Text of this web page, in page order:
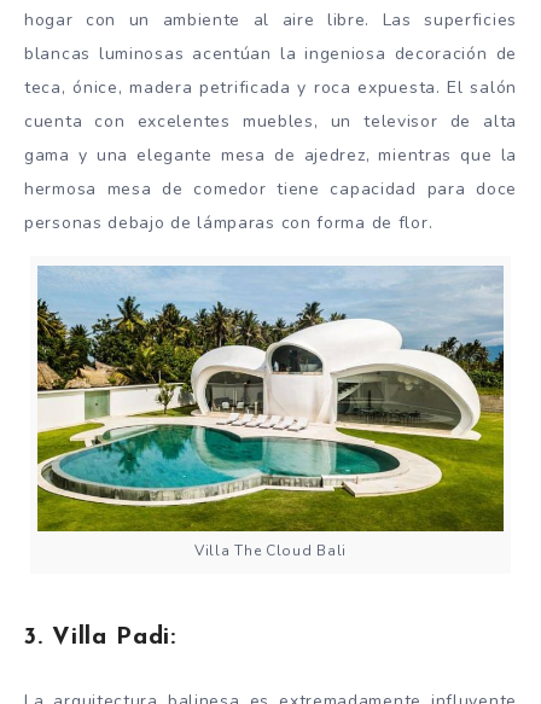
hogar con un ambiente al aire libre. Las superficies
blancas luminosas acentúan la ingeniosa decoración de
teca, ónice, madera petrificada y roca expuesta. El salón
cuenta con excelentes muebles, un televisor de alta
gama y una elegante mesa de ajedrez, mientras que la
hermosa mesa de comedor tiene capacidad para doce
personas debajo de lámparas con forma de flor.
Villa The Cloud Bali
3. Villa Padi: